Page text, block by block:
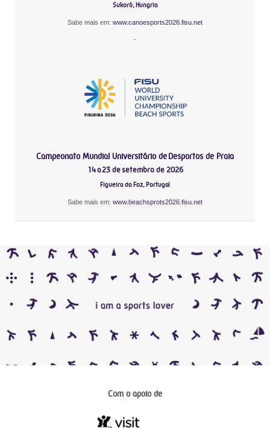
Sukoró, Hungria
Sabe mais em: www.canoesports2026.fisu.net
-
Campeonato Mundial Universitário de Desportos de Praia
14 a 23 de setembro de 2026
Figueira da Foz, Portugal
Sabe mais em: www.beachsprots2026.fisu.net
Com o apoio de